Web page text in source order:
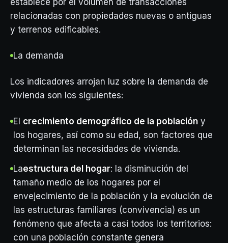
establece por el volumen de transacciones
relacionadas con propiedades nuevas o antiguas
y terrenos edificables.
La demanda
Los indicadores arrojan luz sobre la demanda de
vivienda son los siguientes:
El crecimiento demográfico de la población y
los hogares, así como su edad, son factores que
determinan las necesidades de vivienda.
Laestructura del hogar: la disminución del
tamaño medio de los hogares por el
envejecimiento de la población y la evolución de
las estructuras familiares (convivencia) es un
fenómeno que afecta a casi todos los territorios:
con una población constante genera